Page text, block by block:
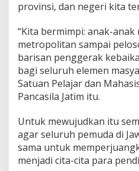
provinsi, dan negeri kita
“Kita bermimpi: anak-
metropolitan sampai
barisan penggerak
bagi seluruh elemen
Satuan Pelajar dan
Pancasila Jatim itu.
Untuk mewujudkan itu
agar seluruh pemuda di
sama untuk
menjadi cita-cita para